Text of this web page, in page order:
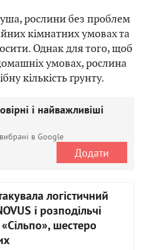
рослини без проблем
кімнатних умовах та
Однак для того, щоб
умовах, рослина
кількість ґрунту.
і найважливіші
в Google
Додати
логістичний
і розподільчі
шестеро